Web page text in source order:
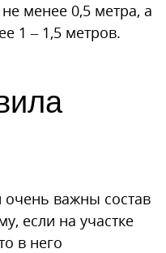
менее 0,5 метра, а
1 – 1,5 метров.
важны состав
если на участке
в него